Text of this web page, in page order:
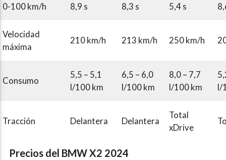
0-100 km/h 8,9 s 8,3 s 5,4 s
Velocidad
máxima
210 km/h 213 km/h 250 km/h
Consumo
5,5 – 5,1
l/100 km
6,5 – 6,0
l/100 km
8,0 – 7,7
l/100 km
l/
Tracción Delantera Delantera
Total
xDrive
Precios del BMW X2 2024